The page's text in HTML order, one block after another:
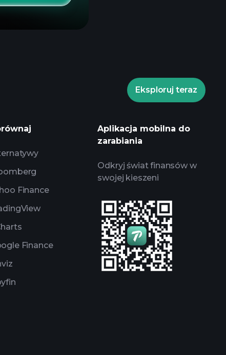
Eksploruj teraz
Finance
Finance
Aplikacja mobilna do
zarabiania
Odkryj świat finansów w
swojej kieszeni